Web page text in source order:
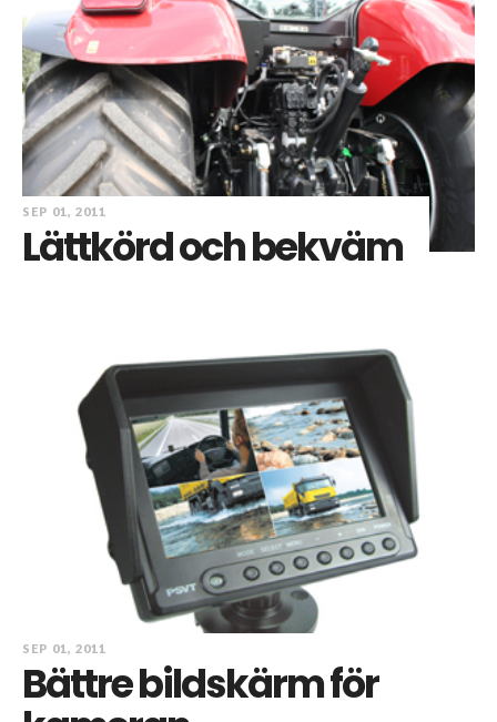
SEP 01, 2011
Lättkörd och bekväm
SEP 01, 2011
Bättre bildskärm för